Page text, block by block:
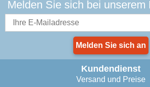
Melden Sie sich bei unserem
Melden Sie sich an
Kundendienst
Versand und Preise